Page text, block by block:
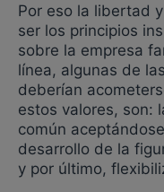
Por eso la libertad
ser los principios
sobre la empresa
línea, algunas de
deberían
estos valores, son:
común
desarrollo de la
y por último,